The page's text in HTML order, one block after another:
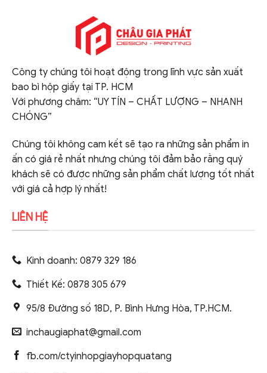
Công ty chúng tôi hoạt động trong lĩnh vực sản xuất
bao bì hộp giấy tại TP. HCM
Với phương châm: “UY TÍN – CHẤT LƯỢNG – NHANH
CHÓNG”
Chúng tôi không cam kết sẽ tạo ra những sản phẩm in
ấn có giá rẻ nhất nhưng chúng tôi đảm bảo rằng quý
khách sẽ có được những sản phẩm chất lượng tốt nhất
với giá cả hợp lý nhất!
LIÊN HỆ
Kinh doanh: 0879 329 186
Thiết Kế: 0878 305 679
95/8 Đường số 18D, P. Bình Hưng Hòa, TP.HCM.
inchaugiaphat@gmail.com
fb.com/ctyinhopgiayhopquatang